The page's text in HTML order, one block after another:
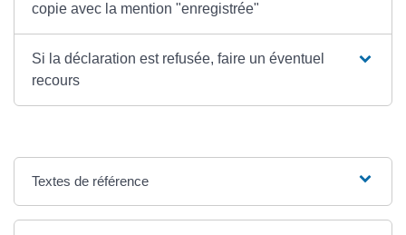
copie avec la mention "enregistrée"
Si la déclaration est refusée, faire un éventuel
recours
Textes de référence